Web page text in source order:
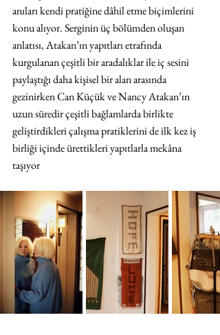
anıları kendi pratiğine dâhil etme biçimlerini
konu alıyor. Serginin üç bölümden oluşan
anlatısı, Atakan’ın yapıtları etrafında
kurgulanan çeşitli bir aradalıklar ile iç sesini
paylaştığı daha kişisel bir alan arasında
gezinirken Can Küçük ve Nancy Atakan’ın
uzun süredir çeşitli bağlamlarda birlikte
geliştirdikleri çalışma pratiklerini de ilk kez iş
birliği içinde ürettikleri yapıtlarla mekâna
taşıyor